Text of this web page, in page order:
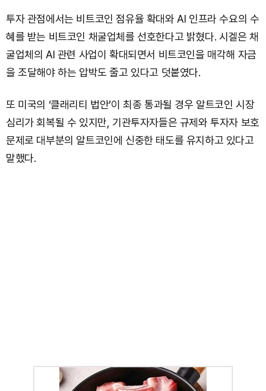
투자 관점에서는 비트코인 점유율 확대와 AI 인프라 수요의 수
혜를 받는 비트코인 채굴업체를 선호한다고 밝혔다. 시겔은 채
굴업체의 AI 관련 사업이 확대되면서 비트코인을 매각해 자금
을 조달해야 하는 압박도 줄고 있다고 덧붙였다.
또 미국의 ‘클래리티 법안’이 최종 통과될 경우 알트코인 시장
심리가 회복될 수 있지만, 기관투자자들은 규제와 투자자 보호
문제로 대부분의 알트코인에 신중한 태도를 유지하고 있다고
말했다.